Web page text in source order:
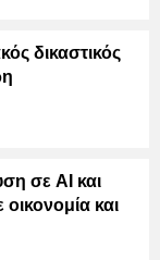
δικαστικός
σε AI και
και